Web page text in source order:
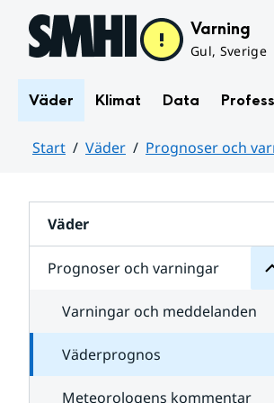
Hoppa till sidans innehåll Varning
Gul, Sverige
Väder Klimat Data
Start Väder Prognoser och
Väder
Prognoser och varningar
Varningar och meddelanden
Väderprognos
Meteorologens kommentar